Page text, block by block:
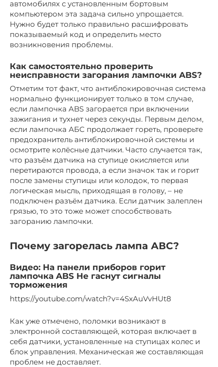
автомобилях с установленным бортовым
компьютером эта задача сильно упрощается.
Нужно будет только правильно расшифровать
показываемый код и определить место
возникновения проблемы.
Как самостоятельно проверить
неисправности загорания лампочки ABS?
Отметим тот факт, что антиблокировочная система
нормально функционирует только в том случае,
если лампочка ABS загорается при включении
зажигания и тухнет через секунды. Первым делом,
если лампочка АБС продолжает гореть, проверьте
предохранитель антиблокировочной системы и
осмотрите колёсные датчики. Часто случается так,
что разъём датчика на ступице окисляется или
перетираются провода, а если значок так и горит
после замены ступицы или колодок, то первая
логическая мысль, приходящая в голову, – не
подключен разъём датчика. Если датчик залеплен
грязью, то это тоже может способствовать
загоранию лампочки.
Почему загорелась лампа АВС?
Видео: На панели приборов горит
лампочка ABS Не гаснут сигналы
торможения
https://youtube.com/watch?v=4SxAuVvHUt8
Как уже отмечено, поломки возникают в
электронной составляющей, которая включает в
себя датчики, установленные на ступицах колес и
блок управления. Механическая же составляющая
проблем не доставляет.